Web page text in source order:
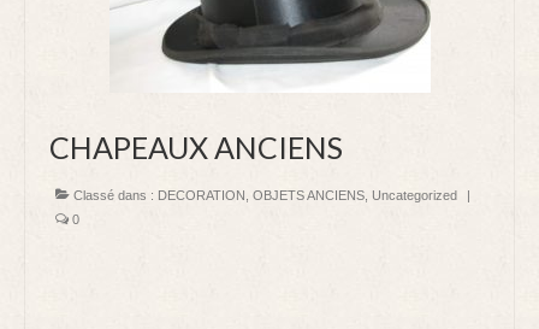
ART DE LA TABLE
DECORATION
LUMINAIRE
VIDE APPART STRASBOURG homme de fer
CHAPEAUX ANCIENS
Classé dans : DECORATION OBJETS ANCIENS Uncategorized
|
0